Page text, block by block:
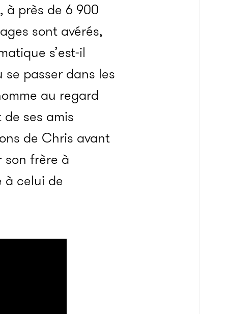
à près de 6 900
sont avérés,
s’est-il
passer dans les
au regard
ses amis
de Chris avant
frère à
à celui de